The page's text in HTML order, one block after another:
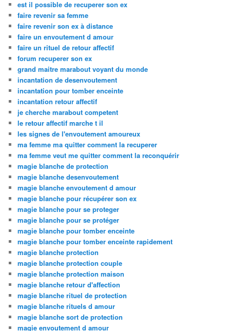
est il possible de recuperer son ex
faire revenir sa femme
faire revenir son ex à distance
faire un envoutement d amour
faire un rituel de retour affectif
forum recuperer son ex
grand maitre marabout voyant du monde
incantation de desenvoutement
incantation pour tomber enceinte
incantation retour affectif
je cherche marabout competent
le retour affectif marche t il
les signes de l'envoutement amoureux
ma femme ma quitter comment la recuperer
ma femme veut me quitter comment la reconquérir
magie blanche de protection
magie blanche desenvoutement
magie blanche envoutement d amour
magie blanche pour récupérer son ex
magie blanche pour se proteger
magie blanche pour se protéger
magie blanche pour tomber enceinte
magie blanche pour tomber enceinte rapidement
magie blanche protection
magie blanche protection couple
magie blanche protection maison
magie blanche retour d'affection
magie blanche rituel de protection
magie blanche rituels d amour
magie blanche sort de protection
magie envoutement d amour